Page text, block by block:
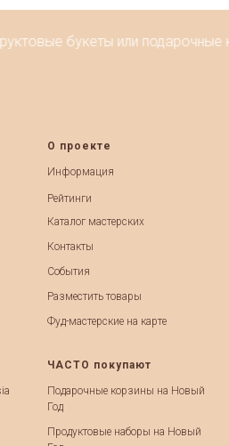
букеты или
О проекте
Информация
Рейтинги
Каталог мастерских
Контакты
События
Разместить товары
Фуд-мастерские на карте
ЧАСТО покупают
Подарочные корзины на Новый
Год
Продуктовые наборы на Новый